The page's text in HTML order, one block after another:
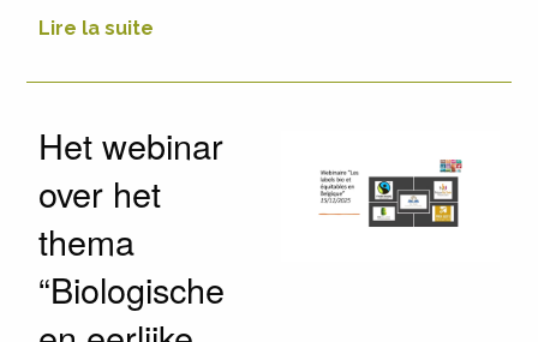
Lire la suite
Het webinar
over het
thema
“Biologische